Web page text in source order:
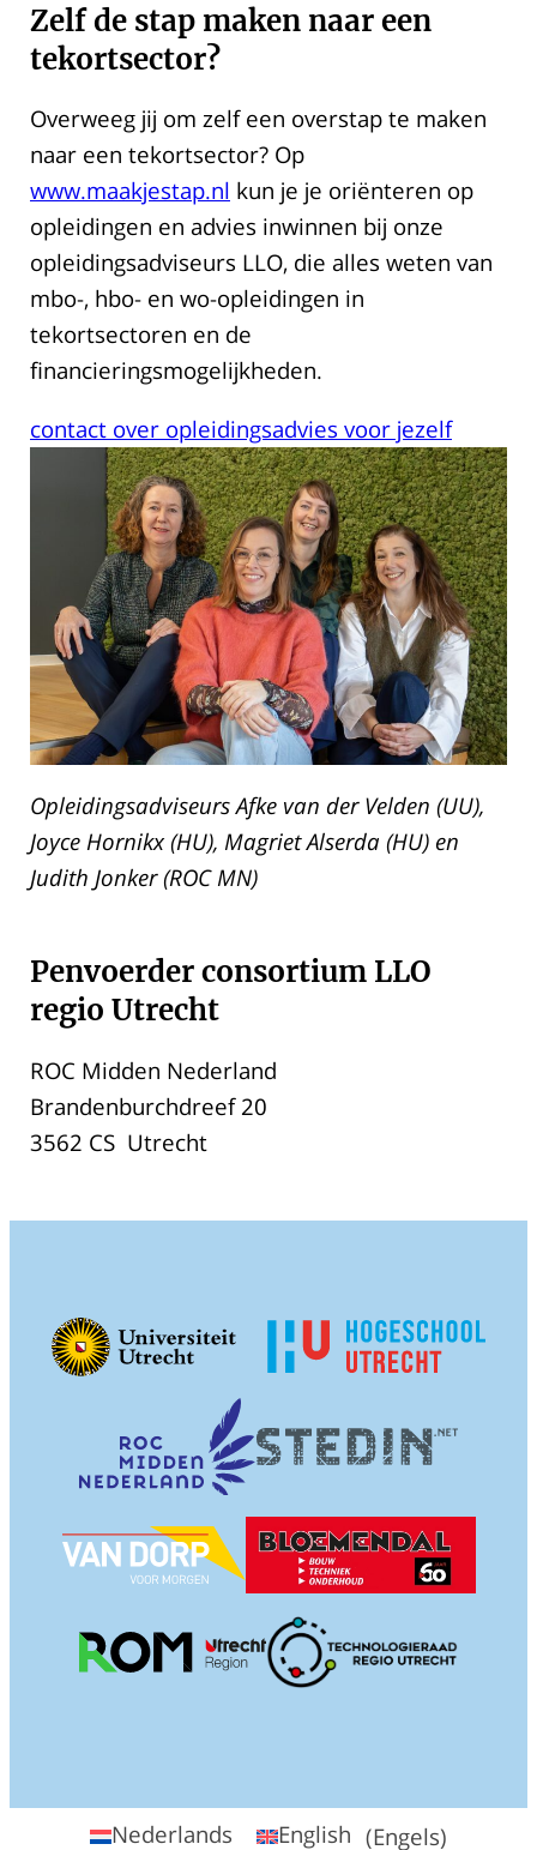
Zelf de stap maken naar een
tekortsector?
Overweeg jij om zelf een overstap te maken
naar een tekortsector? Op
www.maakjestap.nl kun je je oriënteren op
opleidingen en advies inwinnen bij onze
opleidingsadviseurs LLO, die alles weten van
mbo-, hbo- en wo-opleidingen in
tekortsectoren en de
financieringsmogelijkheden.
contact over opleidingsadvies voor jezelf
OpleidingsadviseursAfke van der Velden (UU),
Joyce Hornikx (HU), Magriet Alserda (HU) en
Judith Jonker (ROC MN)
Penvoerder consortium LLO
regio Utrecht
ROC Midden Nederland
Brandenburchdreef 20
3562 CS Utrecht
Nederlands English (Engels)